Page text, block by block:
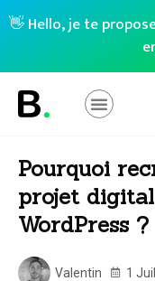
👋 Hello, je te
Pourquoi
projet
WordPress ?
Valentin 1